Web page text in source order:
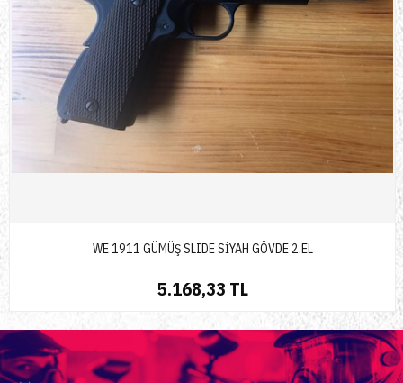
WE 1911 GÜMÜŞ SLIDE SİYAH GÖVDE 2.EL
5.168,33 TL